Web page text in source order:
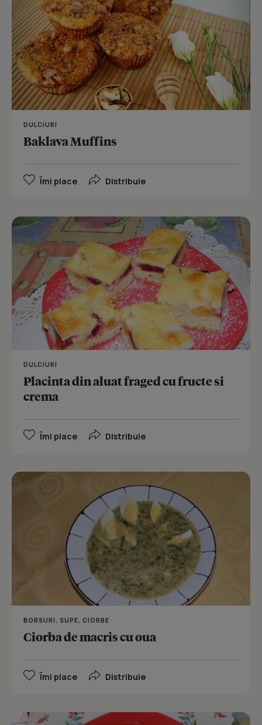
DULCIURI
Baklava Muffins
Îmi place Distribuie
DULCIURI
Placinta din aluat fraged cu fructe si
crema
Îmi place Distribuie
BORSURI, SUPE, CIORBE
Ciorba de macris cu oua
Îmi place Distribuie